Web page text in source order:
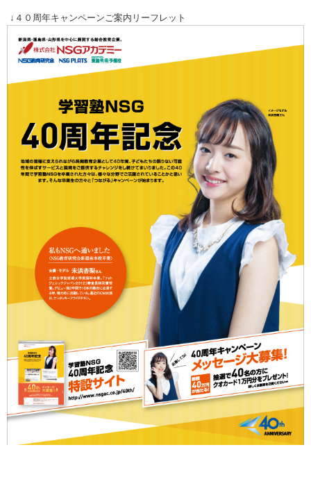
↓４０周年キャンペーンご案内リーフレット